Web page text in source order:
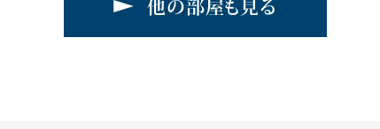
他の部屋も見る